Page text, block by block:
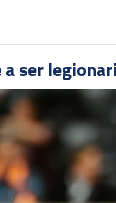
ser